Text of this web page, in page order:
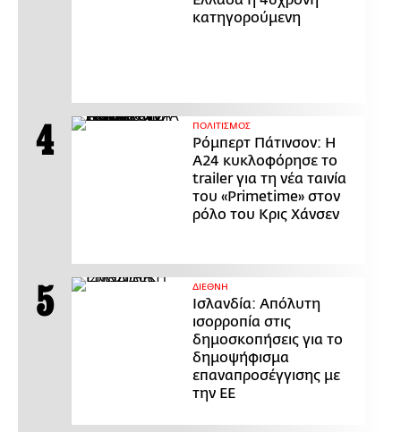
κατηγορούμενη
ΠΟΛΙΤΙΣΜΟΣ
Ρόμπερτ Πάτινσον: Η
Α24 κυκλοφόρησε το
trailer για τη νέα ταινία
του «Primetime» στον
ρόλο του Κρις Χάνσεν
ΔΙΕΘΝΗ
Ισλανδία: Απόλυτη
ισορροπία στις
δημοσκοπήσεις για το
δημοψήφισμα
επαναπροσέγγισης με
την ΕΕ